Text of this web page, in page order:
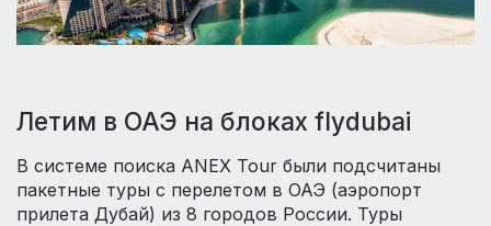
Летим в ОАЭ на блоках flydubai
В системе поиска ANEX Tour были подсчитаны
пакетные туры с перелетом в ОАЭ (аэропорт
прилета Дубай) из 8 городов России. Туры